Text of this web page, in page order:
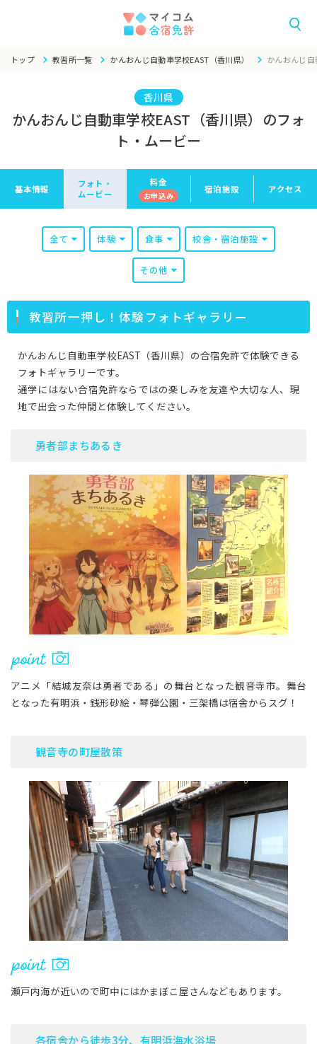
トップ 教習所一覧 かんおんじ自動車学校EAST（香川県） かんおんじ
香川県
かんおんじ自動車学校EAST（香川県）のフォ
ト・ムービー
基本情報
フォト・
ムービー
料金
お申込み
宿泊施設 アクセス
全て 体験 食事 校舎・宿泊施設
その他
教習所一押し！体験フォトギャラリー
かんおんじ自動車学校EAST（香川県）の合宿免許で体験できる
フォトギャラリーです。
通学にはない合宿免許ならではの楽しみを友達や大切な人、現
地で出会った仲間と体験してください。
勇者部まちあるき
アニメ「結城友奈は勇者である」の舞台となった観音寺市。舞台
となった有明浜・銭形砂絵・琴弾公園・三架橋は宿舎からスグ！
観音寺の町屋散策
瀬戸内海が近いので町中にはかまぼこ屋さんなどもあります。
各宿舎から徒歩3分、有明浜海水浴場